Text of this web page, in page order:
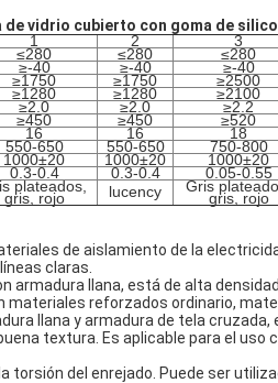
vidrio cubierto con goma de
1 2 3
≤280 ≤280 ≤280
≥-40 ≥-40 ≥-40
≥1750 ≥1750 ≥2500
≥1280 ≥1280 ≥2100
≥2.0 ≥2.0 ≥2.2
≥450 ≥450 ≥520
16 16 18
550-650 550-650 750-800
1000±20 1000±20 1000±20
0.3-0.4 0.3-0.4 0.05-0.55
plateados,
gris, rojo lucency Gris
gris, rojo
de aislamiento de la
claras.
armadura llana, está de alta
reforzados ordinario,
llana y armadura de tela
textura. Es aplicable para el uso
torsión del enrejado. Puede ser